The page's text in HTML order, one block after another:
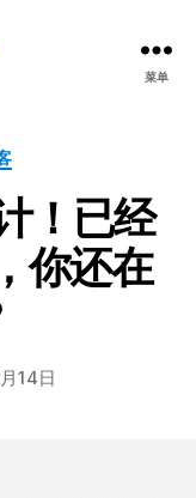
菜单
！已经
你还在
14日